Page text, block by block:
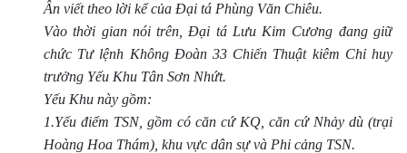
Ân viết theo lời kể của Ðại tá Phùng Văn Chiêu.
Vào thời gian nói trên, Đại tá Lưu Kim Cương đang giữ
chức Tư lệnh Không Ðoàn 33 Chiến Thuật kiêm Chỉ huy
trưởng Yếu Khu Tân Sơn Nhứt.
Yếu Khu này gồm:
1.Yếu điểm TSN, gồm có căn cứ KQ, căn cứ Nhảy dù (trại
Hoàng Hoa Thám), khu vực dân sự và Phi cảng TSN.